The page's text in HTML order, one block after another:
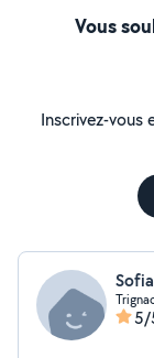
Vous
Inscrivez-vous
5/